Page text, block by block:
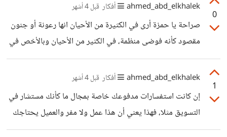
كأنه يقول "سأتولى أنا مسؤولية كل شيء في النهاية لا تقلق" ..
وبقدر ما كان الموضوع مطمئنا، إلا أنه كان يجعلنا نتكاسل لا إراديا
فقط لأننا نثق أن هناك من سيصل!ح خلفنا .. لذا فنصيحتي لك أن
تحاولي ترك مساحة للخطأ لهم جميعا، حتى لو كلفني الموضوع
0
ahmed_abd_elkhalek أفكار قبل 4 أشهر
صراحة يا حمزة أرى في الكثيرة من الأحيان انها رعونة أو جنون
مقصود كأنه فوضى منظمة، في الكثير من الأحيان وبالأخص في
أماكن العمل، يحب المدير أن يراه الناس كأنه مجنون أو غير
مُتوقع فقط ليرهب الناس ويجعلهم يتوقعون منه الاختيار
المجنون أو الاختيار الأسوأ دائما، وبالتالي إذا حاول احد ما أن
يدخل معه في جدال أو خلاف يتراجع فورا .. أعتقد أن في
موضوعنا هذا الشخص المقصود ذكي كفايةً ليمثّل ذلك الدور، إنه
1
ahmed_abd_elkhalek أفكار قبل 4 أشهر
إن كانت استفسارات مدفوعك خاصة بمجال ما كأنك مستشار في
التسويق مثلا، فهذا يعني أن هذا عمل ولا مفر والعميل يحتاجك
فعلا شخصيا للرد على استفساراته وحيرته. أما إن كانت صفحة